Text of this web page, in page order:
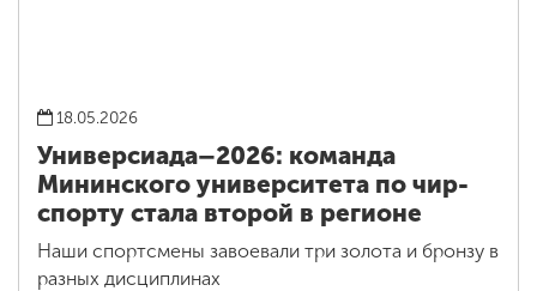
18.05.2026
Универсиада–2026: команда
Мининского университета по чир-
спорту стала второй в регионе
Наши спортсмены завоевали три золота и бронзу в
разных дисциплинах